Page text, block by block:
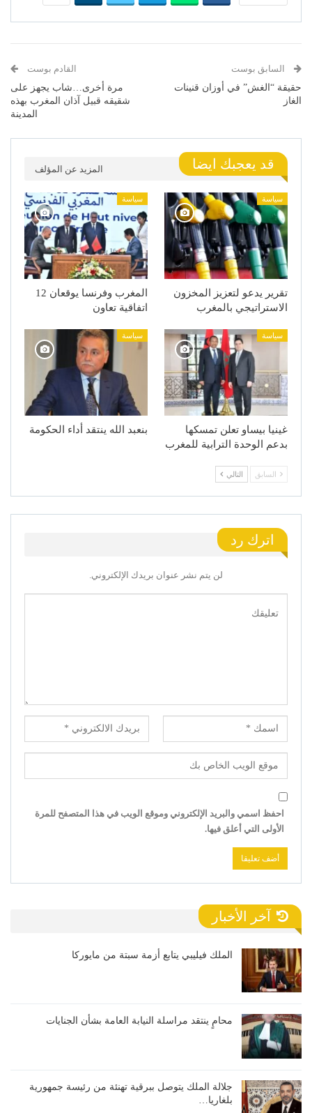
السابق بوست
حقيقة “الغش” في أوزان قنينات
الغاز
القادم بوست
مرة أخرى…شاب يجهز على
شقيقه قبيل آذان المغرب بهذه
المدينة
قد يعجبك ايضا المزيد عن المؤلف
سياسة
تقرير يدعو لتعزيز المخزون
الاستراتيجي بالمغرب
سياسة
المغرب وفرنسا يوقعان 12
اتفاقية تعاون
سياسة
غينيا بيساو تعلن تمسكها
بدعم الوحدة الترابية للمغرب
سياسة
بنعبد الله ينتقد أداء الحكومة
السابق التالي
اترك رد
لن يتم نشر عنوان بريدك الإلكتروني.
احفظ اسمي والبريد الإلكتروني وموقع الويب في هذا المتصفح للمرة
الأولى التي أعلق فيها.
آخر الأخبار
الملك فيليبي يتابع أزمة سبتة من مايوركا
محامٍ ينتقد مراسلة النيابة العامة بشأن الجنايات
جلالة الملك يتوصل ببرقية تهنئة من رئيسة جمهورية
بلغاريا…